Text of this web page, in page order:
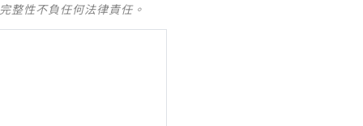
整性不負任何法律責任。